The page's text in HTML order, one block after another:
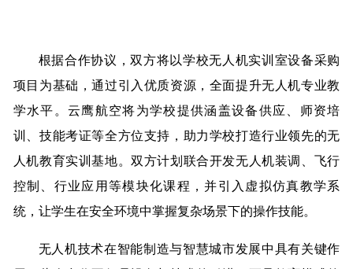
根据合作协议，双方将以学校无人机实训室设备采购
项目为基础，通过引入优质资源，全面提升无人机专业教
学水平。云鹰航空将为学校提供涵盖设备供应、师资培
训、技能考证等全方位支持，助力学校打造行业领先的无
人机教育实训基地。双方计划联合开发无人机装调、飞行
控制、行业应用等模块化课程，并引入虚拟仿真教学系
统，让学生在安全环境中掌握复杂场景下的操作技能。
无人机技术在智能制造与智慧城市发展中具有关键作